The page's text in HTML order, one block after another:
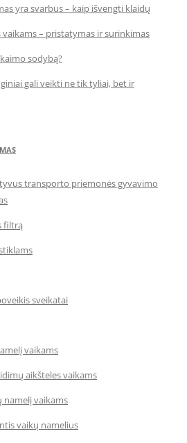
yra svarbus – kaip išvengti klaidų
– pristatymas ir surinkimas
sodybą?
gali veikti ne tik tyliai, bet ir
transporto priemonės gyvavimo
filtrą
sveikatai
vaikams
aikšteles vaikams
vaikams
vaikų namelius